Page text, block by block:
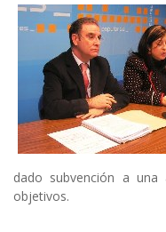
dado subvención a
objetivos.